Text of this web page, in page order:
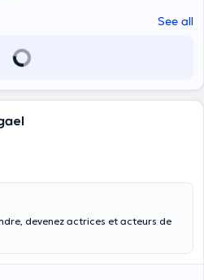
See all
devenez actrices et acteurs de